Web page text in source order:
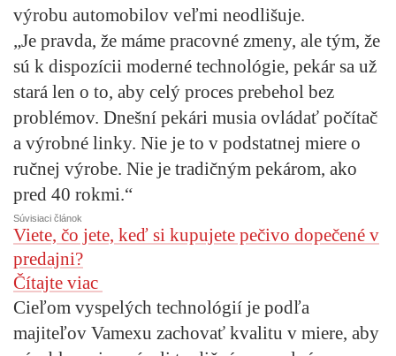
výrobu automobilov veľmi neodlišuje.
„Je pravda, že máme pracovné zmeny, ale tým, že
sú k dispozícii moderné technológie, pekár sa už
stará len o to, aby celý proces prebehol bez
problémov. Dnešní pekári musia ovládať počítač
a výrobné linky. Nie je to v podstatnej miere o
ručnej výrobe. Nie je tradičným pekárom, ako
pred 40 rokmi.“
Súvisiaci článok
Viete, čo jete, keď si kupujete pečivo dopečené v
predajni?
Čítajte viac
Cieľom vyspelých technológií je podľa
majiteľov Vamexu zachovať kvalitu v miere, aby